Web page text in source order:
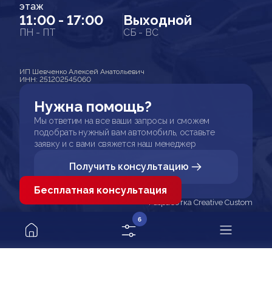
этаж
11:00 - 17:00
ПН - ПТ
Выходной
СБ - ВС
ИП Шевченко Алексей Анатольевич
ИНН: 251202545060
Нужна помощь?
Мы ответим на все ваши запросы и сможем
подобрать нужный вам автомобиль, оставьте
заявку и с вами свяжется наш менеджер
Получить консультацию
Разработка Creative Custom
6
Бесплатная консультация